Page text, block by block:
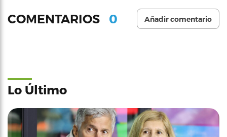
COMENTARIOS 0 Añadir comentario
Lo Último